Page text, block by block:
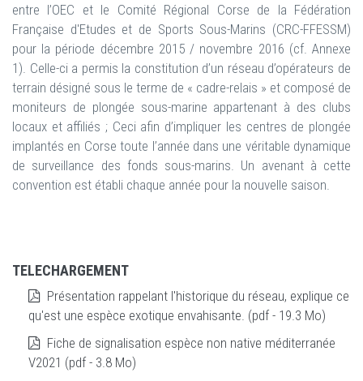
entre l’OEC et le Comité Régional Corse de la Fédération
Française d'Etudes et de Sports Sous-Marins (CRC-FFESSM)
pour la période décembre 2015 / novembre 2016 (cf. Annexe
1). Celle-ci a permis la constitution d’un réseau d’opérateurs de
terrain désigné sous le terme de « cadre-relais » et composé de
moniteurs de plongée sous-marine appartenant à des clubs
locaux et affiliés ; Ceci afin d’impliquer les centres de plongée
implantés en Corse toute l’année dans une véritable dynamique
de surveillance des fonds sous-marins. Un avenant à cette
convention est établi chaque année pour la nouvelle saison.
TELECHARGEMENT
Présentation rappelant l'historique du réseau, explique ce
qu'est une espèce exotique envahisante. (pdf - 19.3 Mo)
Fiche de signalisation espèce non native méditerranée
V2021 (pdf - 3.8 Mo)